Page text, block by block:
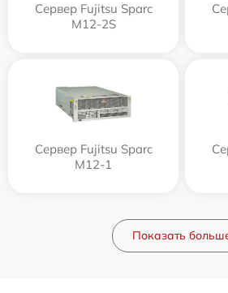
Сервер Fujitsu Sparc
M12-2S
Сервер Fujitsu Sparc
M12-1
Показать